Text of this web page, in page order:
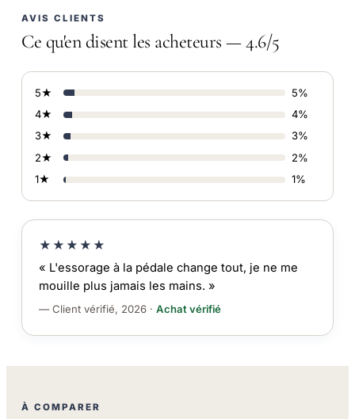
AVIS CLIENTS
Ce qu'en disent les acheteurs — 4.6/5
5★
5%
4★
4%
3★
3%
2★
2%
1★
1%
★★★★★
« L'essorage à la pédale change tout, je ne me
mouille plus jamais les mains. »
— Client vérifié, 2026 · Achat vérifié
À COMPARER